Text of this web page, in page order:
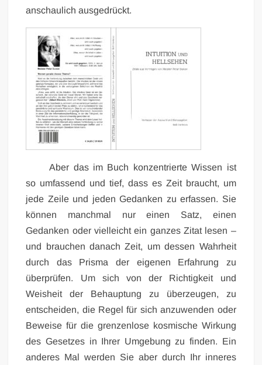
anschaulich ausgedrückt.
Aber das im Buch konzentrierte Wissen ist
so umfassend und tief, dass es Zeit braucht, um
jede Zeile und jeden Gedanken zu erfassen. Sie
können manchmal nur einen Satz, einen
Gedanken oder vielleicht ein ganzes Zitat lesen –
und brauchen danach Zeit, um dessen Wahrheit
durch das Prisma der eigenen Erfahrung zu
überprüfen. Um sich von der Richtigkeit und
Weisheit der Behauptung zu überzeugen, zu
entscheiden, die Regel für sich anzuwenden oder
Beweise für die grenzenlose kosmische Wirkung
des Gesetzes in Ihrer Umgebung zu finden. Ein
anderes Mal werden Sie aber durch Ihr inneres